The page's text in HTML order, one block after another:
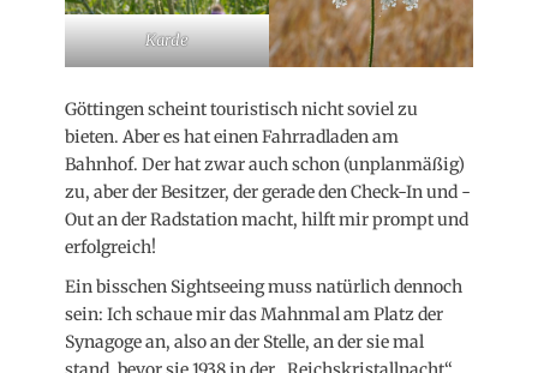
Karde
Göttingen scheint touristisch nicht soviel zu
bieten. Aber es hat einen Fahrradladen am
Bahnhof. Der hat zwar auch schon (unplanmäßig)
zu, aber der Besitzer, der gerade den Check-In und -
Out an der Radstation macht, hilft mir prompt und
erfolgreich!
Ein bisschen Sightseeing muss natürlich dennoch
sein: Ich schaue mir das Mahnmal am Platz der
Synagoge an, also an der Stelle, an der sie mal